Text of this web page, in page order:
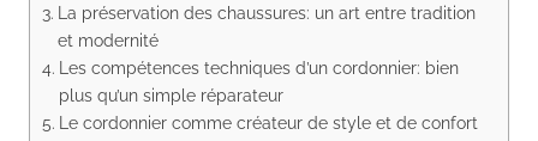
La préservation des chaussures: un art entre tradition
et modernité
Les compétences techniques d’un cordonnier: bien
plus qu’un simple réparateur
Le cordonnier comme créateur de style et de confort